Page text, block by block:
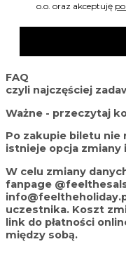
o.o. oraz akceptuję
FAQ
czyli najczęściej
Ważne - przeczytaj
Po zakupie biletu nie
istnieje opcja zmiany
W celu zmiany
fanpage
uczestnika. Koszt
link do płatności
między sobą.